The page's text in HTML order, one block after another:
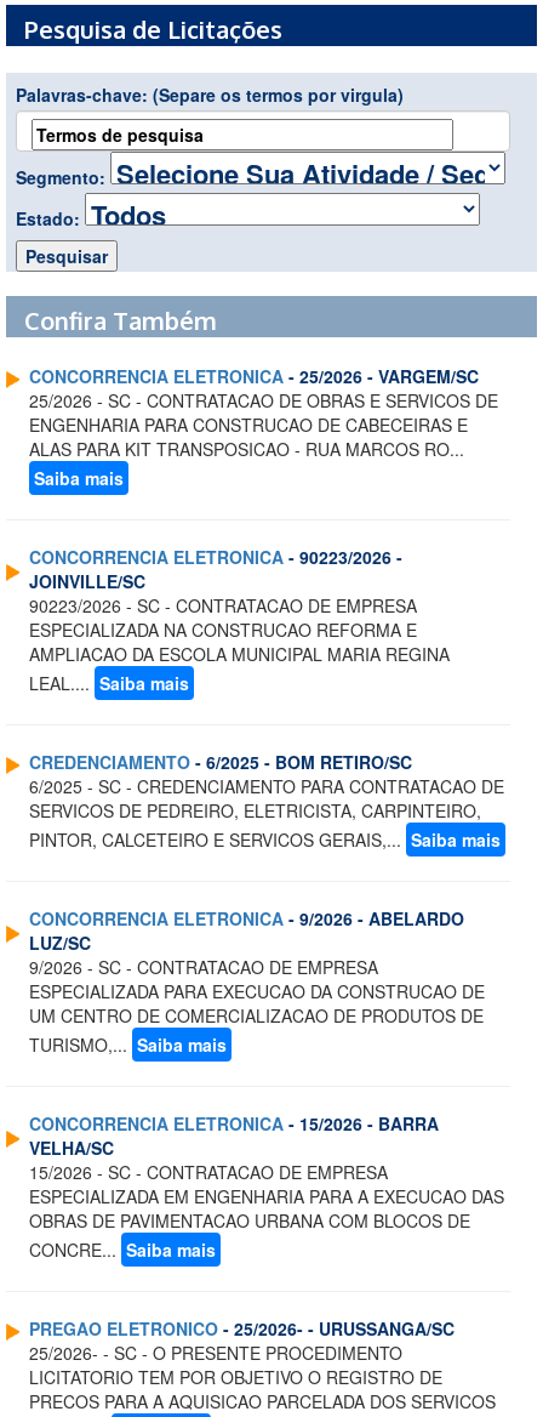
Pesquisa de Licitações
Palavras-chave: (Separe os termos por virgula)
Segmento:
Estado:
Confira Também
CONCORRENCIA ELETRONICA - 25/2026 - VARGEM/SC
25/2026 - SC - CONTRATACAO DE OBRAS E SERVICOS DE
ENGENHARIA PARA CONSTRUCAO DE CABECEIRAS E
ALAS PARA KIT TRANSPOSICAO - RUA MARCOS RO...
Saiba mais
CONCORRENCIA ELETRONICA - 90223/2026 -
JOINVILLE/SC
90223/2026 - SC - CONTRATACAO DE EMPRESA
ESPECIALIZADA NA CONSTRUCAO REFORMA E
AMPLIACAO DA ESCOLA MUNICIPAL MARIA REGINA
LEAL.... Saiba mais
CREDENCIAMENTO - 6/2025 - BOM RETIRO/SC
6/2025 - SC - CREDENCIAMENTO PARA CONTRATACAO DE
SERVICOS DE PEDREIRO, ELETRICISTA, CARPINTEIRO,
PINTOR, CALCETEIRO E SERVICOS GERAIS,... Saiba mais
CONCORRENCIA ELETRONICA - 9/2026 - ABELARDO
LUZ/SC
9/2026 - SC - CONTRATACAO DE EMPRESA
ESPECIALIZADA PARA EXECUCAO DA CONSTRUCAO DE
UM CENTRO DE COMERCIALIZACAO DE PRODUTOS DE
TURISMO,... Saiba mais
CONCORRENCIA ELETRONICA - 15/2026 - BARRA
VELHA/SC
15/2026 - SC - CONTRATACAO DE EMPRESA
ESPECIALIZADA EM ENGENHARIA PARA A EXECUCAO DAS
OBRAS DE PAVIMENTACAO URBANA COM BLOCOS DE
CONCRE... Saiba mais
PREGAO ELETRONICO - 25/2026- - URUSSANGA/SC
25/2026- - SC - O PRESENTE PROCEDIMENTO
LICITATORIO TEM POR OBJETIVO O REGISTRO DE
PRECOS PARA A AQUISICAO PARCELADA DOS SERVICOS